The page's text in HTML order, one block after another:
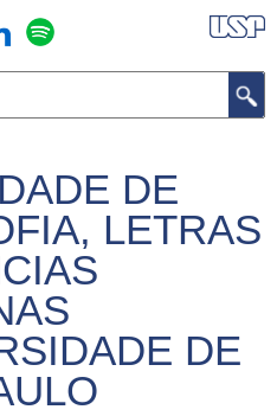
DE
LETRAS
DE